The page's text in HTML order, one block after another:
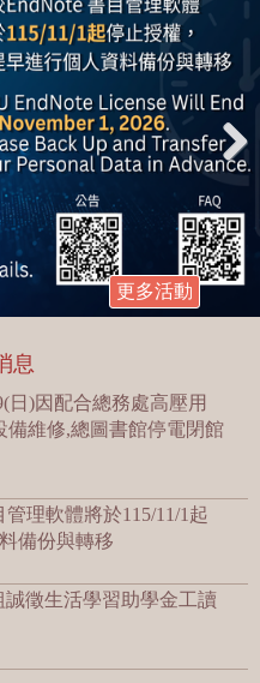
更多活動
息
日)因配合總務處高壓用
備維修,總圖書館停電閉館
理軟體將於115/11/1起
備份與轉移
徵生活學習助學金工讀